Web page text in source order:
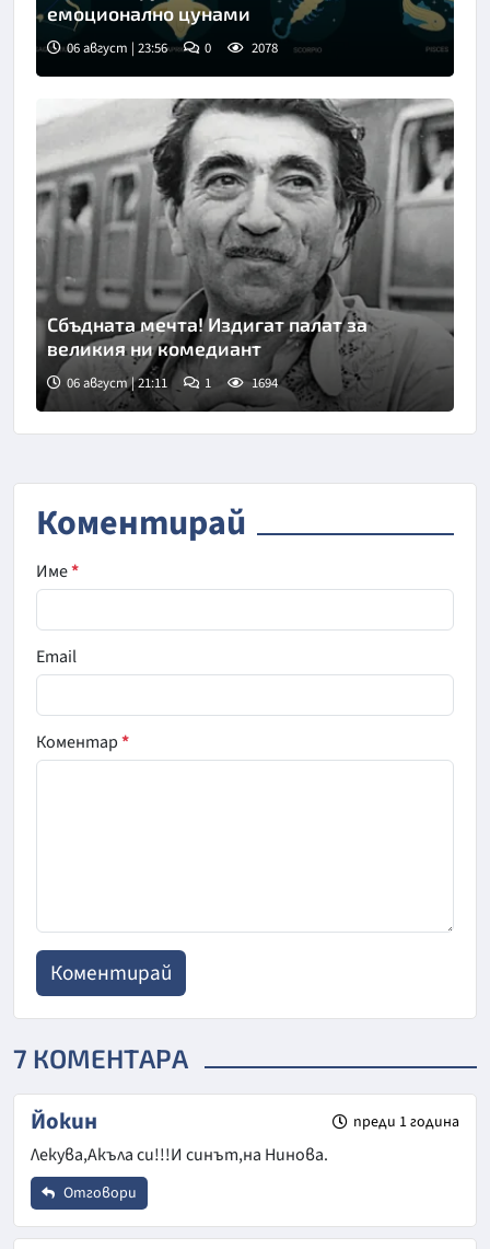
Снимка: Freepik
емоционално цунами
06 август | 23:56 0 2078
Сбъдната мечта! Издигат палат за
великия ни комедиант
06 август | 21:11 1 1694
Коментирай
Име*
Email
Коментар*
7 КОМЕНТАРА
Йокин
преди 1 година
Лекува,Акъла си!!!И синът,на Нинова.
Отговори